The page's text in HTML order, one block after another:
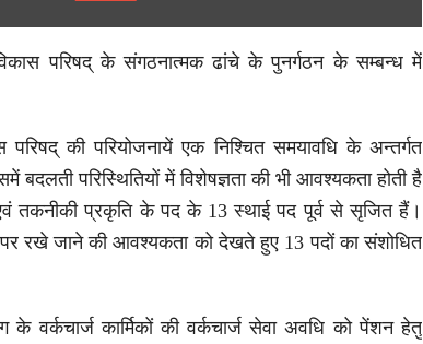
परिषद् के संगठनात्मक ढांचे के पुनर्गठन के सम्बन्ध में
परिषद् की परियोजनायें एक निश्चित समयावधि के अन्तर्गत
बदलती परिस्थितियों में विशेषज्ञता की भी आवश्यकता होती है
तकनीकी प्रकृति के पद के 13 स्थाई पद पूर्व से सृजित हैं।
रखे जाने की आवश्यकता को देखते हुए 13 पदों का संशोधित
के वर्कचार्ज कार्मिकों की वर्कचार्ज सेवा अवधि को पेंशन हेतु